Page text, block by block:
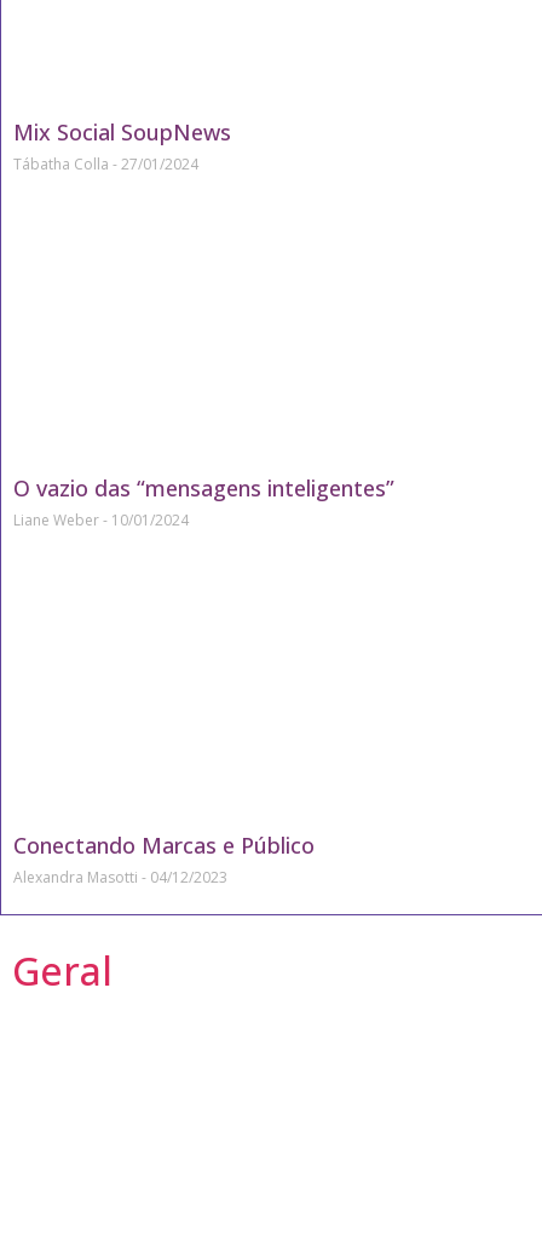
Mix Social SoupNews
Tábatha Colla 27/01/2024
O vazio das “mensagens inteligentes”
Liane Weber 10/01/2024
Conectando Marcas e Público
Alexandra Masotti 04/12/2023
Geral